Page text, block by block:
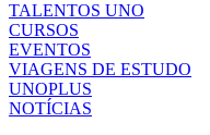
TALENTOS UNO
CURSOS
EVENTOS
VIAGENS DE ESTUDO
UNOPLUS
NOTÍCIAS